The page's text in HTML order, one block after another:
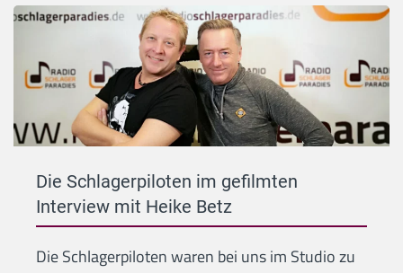
Die Schlagerpiloten im gefilmten
Interview mit Heike Betz
Die Schlagerpiloten waren bei uns im Studio zu